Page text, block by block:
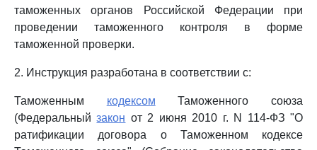
таможенных органов Российской Федерации при
проведении таможенного контроля в форме
таможенной проверки.
2. Инструкция разработана в соответствии с:
Таможенным кодексом Таможенного союза
(Федеральныйзакон от 2 июня 2010 г. N 114-ФЗ "О
ратификации договора о Таможенном кодексе